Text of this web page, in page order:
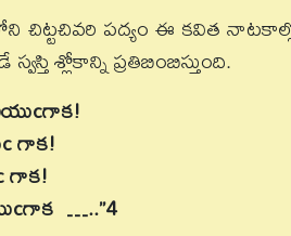
చిట్టచివరి పద్యం ఈ కవిత
శ్లోకాన్ని ప్రతిబింబిస్తుంది.
గాక!
గాక!
…..”4